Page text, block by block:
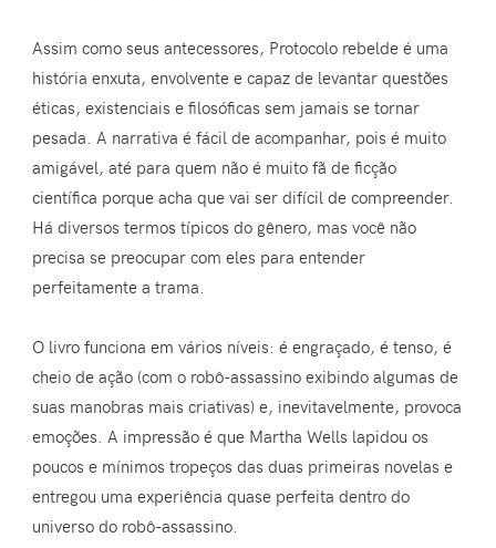
Assim como seus antecessores, Protocolo rebelde é uma
história enxuta, envolvente e capaz de levantar questões
éticas, existenciais e filosóficas sem jamais se tornar
pesada. A narrativa é fácil de acompanhar, pois é muito
amigável, até para quem não é muito fã de ficção
científica porque acha que vai ser difícil de compreender.
Há diversos termos típicos do gênero, mas você não
precisa se preocupar com eles para entender
perfeitamente a trama.
O livro funciona em vários níveis: é engraçado, é tenso, é
cheio de ação (com o robô-assassino exibindo algumas de
suas manobras mais criativas) e, inevitavelmente, provoca
emoções. A impressão é que Martha Wells lapidou os
poucos e mínimos tropeços das duas primeiras novelas e
entregou uma experiência quase perfeita dentro do
universo do robô-assassino.